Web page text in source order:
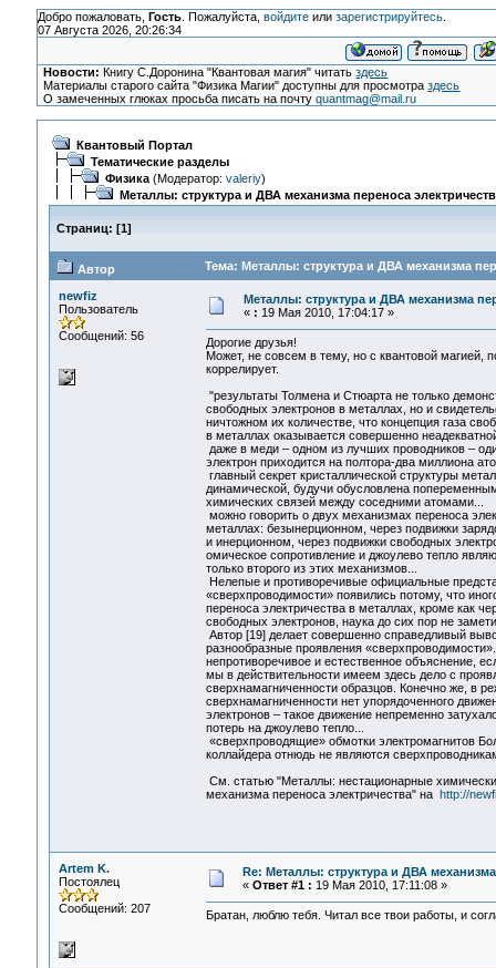
Добро пожаловать, Гость. Пожалуйста, войдитеили зарегистрируйтесь.
07 Августа 2026, 20:26:34
Новости: Книгу С.Доронина "Квантовая магия" читатьздесь
Материалы старого сайта "Физика Магии" доступны для просмотраздесь
О замеченных глюках просьба писать на почтуquantmag@mail.ru
Квантовый Портал
Тематические разделы
Физика(Модератор: valeriy)
Металлы: структура и ДВА механизма переноса
Страниц: [1]
Автор Тема: Металлы: структура и ДВА механизма
newfiz
Пользователь
Сообщений: 56
Металлы: структура и ДВА механизма
« : 19 Мая 2010, 17:04:17 »
Дорогие друзья!
Может, не совсем в тему, но с квантовой магией,
коррелирует.
"результаты Толмена и Стюарта не только
свободных электронов в металлах, но и
ничтожном их количестве, что концепция газа
в металлах оказывается совершенно
даже в меди – одном из лучших проводников –
электрон приходится на полтора-два миллиона
главный секрет кристаллической структуры
динамической, будучи обусловлена
химических связей между соседними атомами...
можно говорить о двух механизмах переноса
металлах: безынерционном, через подвижки
и инерционном, через подвижки свободных
омическое сопротивление и джоулево тепло
только второго из этих механизмов...
Нелепые и противоречивые официальные
«сверхпроводимости» появились потому, что
переноса электричества в металлах, кроме как
свободных электронов, наука до сих пор не
Автор [19] делает совершенно справедливый
разнообразные проявления
непротиворечивое и естественное объяснение,
мы в действительности имеем здесь дело с
сверхнамагниченности образцов. Конечно же, в
сверхнамагниченности нет упорядоченного
электронов – такое движение непременно
потерь на джоулево тепло...
«сверхпроводящие» обмотки электромагнитов
коллайдера отнюдь не являются
См. статью "Металлы: нестационарные
механизма переноса электричества" на http://
Artem K.
Постоялец
Сообщений: 207
Re: Металлы: структура и ДВА
« Ответ #1 : 19 Мая 2010, 17:11:08 »
Братан, люблю тебя. Читал все твои работы, и